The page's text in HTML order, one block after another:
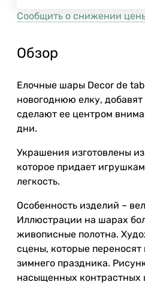
Сообщить о снижении
Обзор
Елочные шары Decor de
новогоднюю елку,
сделают ее центром
дни.
Украшения изготовлены
которое придает
легкость.
Особенность изделий –
Иллюстрации на шарах
живописные полотна.
сцены, которые
зимнего праздника.
насыщенных контрастных